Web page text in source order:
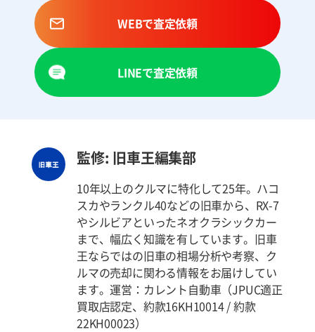
WEBで査定依頼
LINEで査定依頼
監修: 旧車王編集部
10年以上のクルマに特化して25年。ハコ
スカやランクル40などの旧車から、RX-7
やシルビアといったネオクラシックカー
まで、幅広く知識を有しています。旧車
王ならではの旧車の相場分析や考察、ク
ルマの売却に関わる情報をお届けしてい
ます。運営：カレント自動車（JPUC適正
買取店認定、約款16KH10014 / 約款
22KH00023）